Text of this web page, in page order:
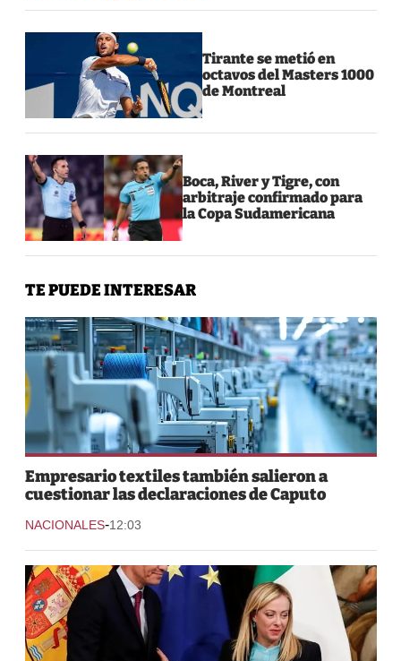
Tirante se metió en
octavos del Masters 1000
de Montreal
Boca, River y Tigre, con
arbitraje confirmado para
la Copa Sudamericana
TE PUEDE INTERESAR
Empresario textiles también salieron a
cuestionar las declaraciones de Caputo
NACIONALES-12:03